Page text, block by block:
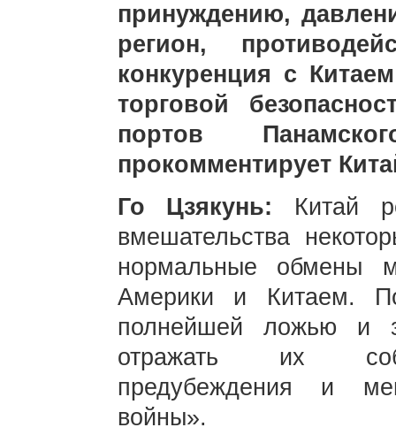
принуждению,
регион,
конкуренция с
торговой
портов
прокомментирует
Го Цзякунь: Китай
вмешательства
нормальные обмены
Америки и Китаем.
полнейшей ложью и
отражать их
предубеждения и
войны».